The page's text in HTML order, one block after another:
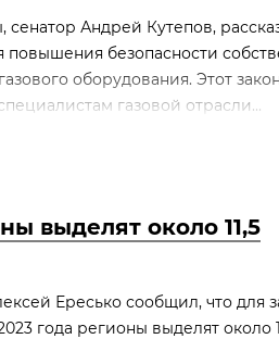
Андрей Кутепов,
безопасности
оборудования. Этот
газовой отрасли...
выделят около 11,5
Ересько сообщил, что для
года регионы выделят около